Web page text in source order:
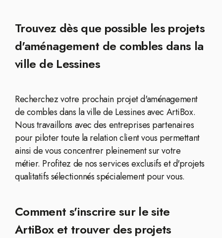
Trouvez dès que possible les projets
d'aménagement de combles dans la
ville de Lessines
Recherchez votre prochain projet d'aménagement
de combles dans la ville de Lessines avec ArtiBox.
Nous travaillons avec des entreprises partenaires
pour piloter toute la relation client vous permettant
ainsi de vous concentrer pleinement sur votre
métier. Profitez de nos services exclusifs et d'projets
qualitatifs sélectionnés spécialement pour vous.
Comment s'inscrire sur le site
ArtiBox et trouver des projets